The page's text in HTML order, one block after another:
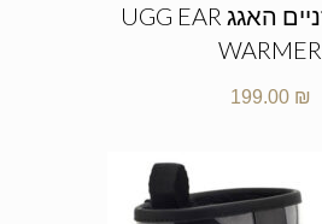
מחמם אוזניים האגג UGG EAR
WARMER
199.00 ₪